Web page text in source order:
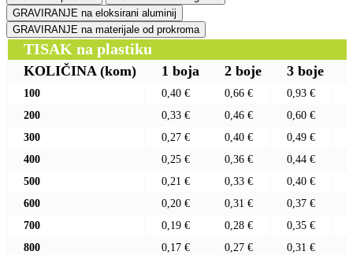
GRAVIRANJE na eloksirani aluminij
GRAVIRANJE na materijale od prokroma
TISAK na plastiku
KOLIČINA (kom) 1 boja 2 boje 3 boje
100 0,40 € 0,66 € 0,93 €
200
0,33 € 0,46 € 0,60 €
300
0,27 € 0,40 € 0,49 €
400
0,25 € 0,36 € 0,44 €
500
0,21 € 0,33 € 0,40 €
600
0,20 € 0,31 € 0,37 €
700
0,19 € 0,28 € 0,35 €
800
0,17 € 0,27 € 0,31 €